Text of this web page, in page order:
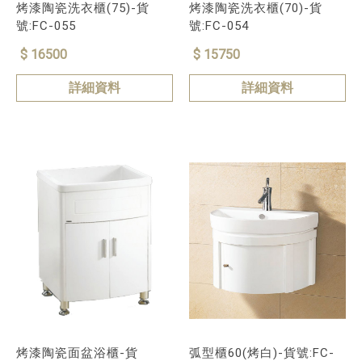
烤漆陶瓷洗衣櫃(75)-貨
號:FC-055
$ 16500
詳細資料
烤漆陶瓷洗衣櫃(70)-貨
號:FC-054
$ 15750
詳細資料
烤漆陶瓷面盆浴櫃-貨
弧型櫃60(烤白)-貨號:FC-